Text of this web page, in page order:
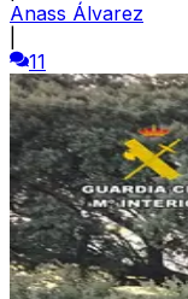
Anass Álvarez
11